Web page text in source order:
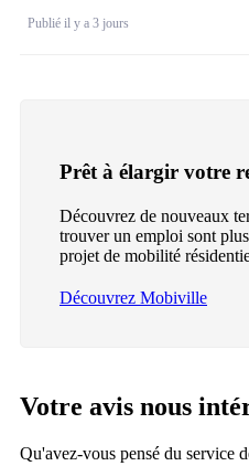
Publié il y a 3 jours
Prêt à élargir votre
Découvrez de nouveaux
trouver un emploi sont
projet de mobilité
Découvrez Mobiville
Votre avis nous
Qu'avez-vous pensé du service